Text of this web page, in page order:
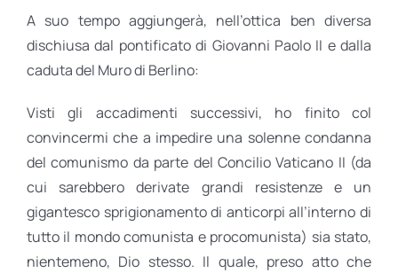
A suo tempo aggiungerà, nell’ottica ben diversa
dischiusa dal pontificato di Giovanni Paolo II e dalla
caduta del Muro di Berlino:
Visti gli accadimenti successivi, ho finito col
convincermi che a impedire una solenne condanna
del comunismo da parte del Concilio Vaticano II (da
cui sarebbero derivate grandi resistenze e un
gigantesco sprigionamento di anticorpi all’interno di
tutto il mondo comunista e procomunista) sia stato,
nientemeno, Dio stesso. Il quale, preso atto che